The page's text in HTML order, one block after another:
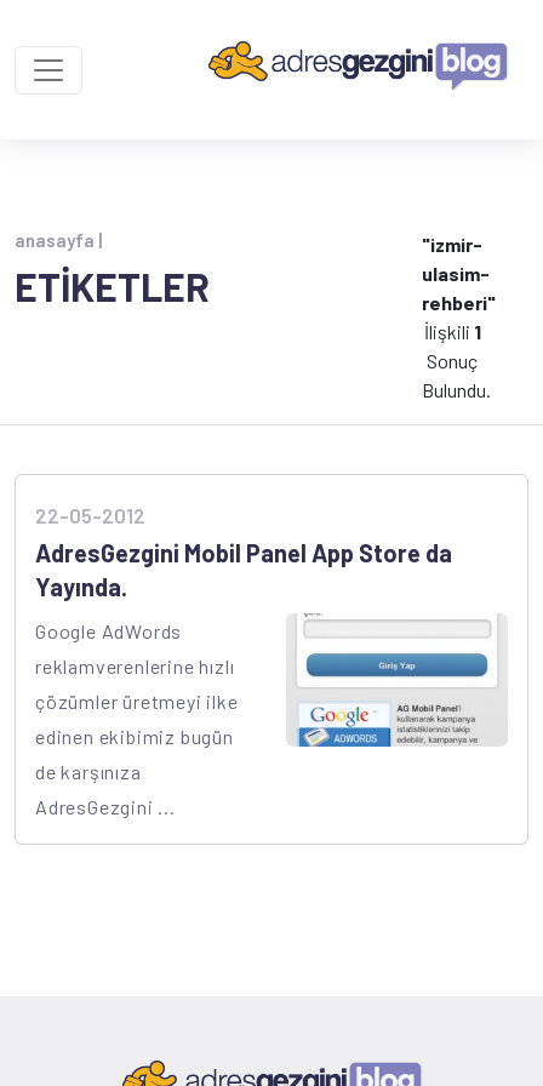
anasayfa |
ETİKETLER
"izmir-
ulasim-
rehberi"
İlişkili 1
Sonuç
Bulundu.
22-05-2012
AdresGezgini Mobil Panel App Store da
Yayında.
Google AdWords
reklamverenlerine hızlı
çözümler üretmeyi ilke
edinen ekibimiz bugün
de karşınıza
AdresGezgini ...